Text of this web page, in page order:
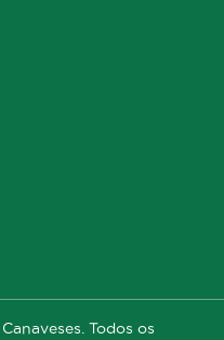
Todos os